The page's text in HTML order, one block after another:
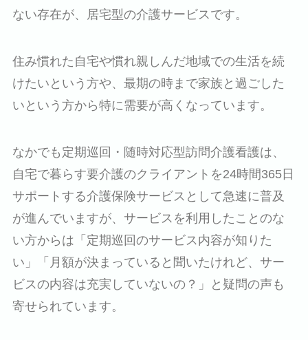
ない存在が、居宅型の介護サービスです。
住み慣れた自宅や慣れ親しんだ地域での生活を続
けたいという方や、最期の時まで家族と過ごした
いという方から特に需要が高くなっています。
なかでも定期巡回・随時対応型訪問介護看護は、
自宅で暮らす要介護のクライアントを24時間365日
サポートする介護保険サービスとして急速に普及
が進んでいますが、サービスを利用したことのな
い方からは「定期巡回のサービス内容が知りた
い」「月額が決まっていると聞いたけれど、サー
ビスの内容は充実していないの？」と疑問の声も
寄せられています。